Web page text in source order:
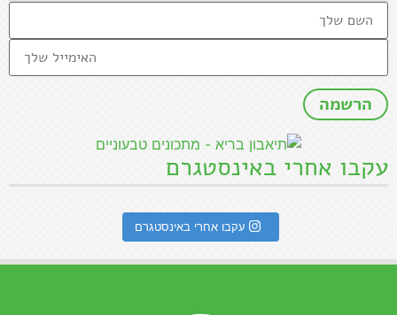
עקבו אחרי באינסטגרם
עקבו אחרי באינסטגרם